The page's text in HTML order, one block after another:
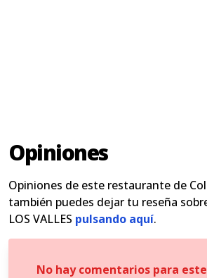
Opiniones
Opiniones de este restaurante de
también puedes dejar tu reseña
LOS VALLES pulsando aquí.
No hay comentarios para